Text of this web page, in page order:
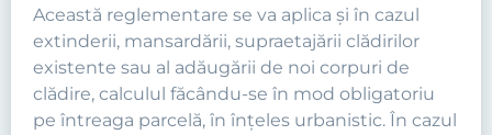
Această reglementare se va aplica şi în cazul
extinderii, mansardării, supraetajării clădirilor
existente sau al adăugării de noi corpuri de
clădire, calculul făcându-se în mod obligatoriu
pe întreaga parcelă, în înţeles urbanistic. În cazul